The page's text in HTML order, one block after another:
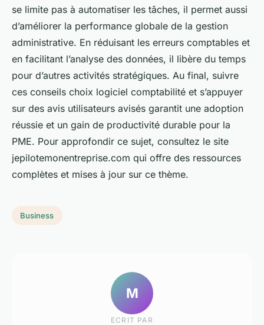
se limite pas à automatiser les tâches, il permet aussi
d’améliorer la performance globale de la gestion
administrative. En réduisant les erreurs comptables et
en facilitant l’analyse des données, il libère du temps
pour d’autres activités stratégiques. Au final, suivre
ces conseils choix logiciel comptabilité et s’appuyer
sur des avis utilisateurs avisés garantit une adoption
réussie et un gain de productivité durable pour la
PME. Pour approfondir ce sujet, consultez le site
jepilotemonentreprise.com qui offre des ressources
complètes et mises à jour sur ce thème.
Business
M
ECRIT PAR